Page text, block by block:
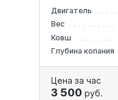
Двигатель
Вес
Ковш
Глубина копания
Цена за час
3 500 руб.